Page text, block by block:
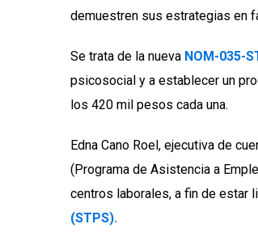
demuestren sus estrategias en
Se trata de la nueva NOM-035-
psicosocial y a establecer un
los 420 mil pesos cada una.
Edna Cano Roel, ejecutiva de
(Programa de Asistencia a
centros laborales, a fin de estar
(STPS).